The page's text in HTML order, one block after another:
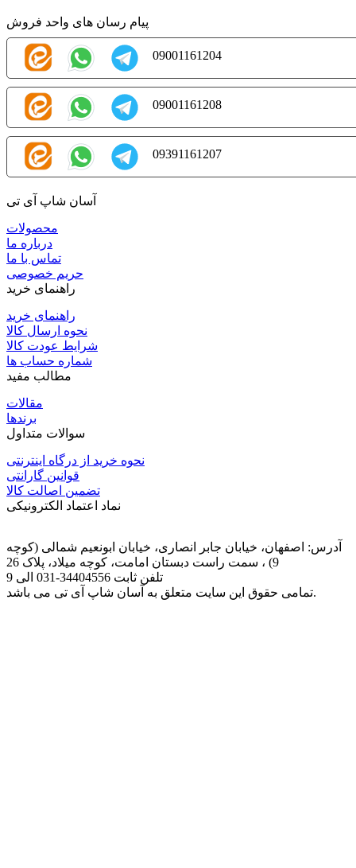
پیام رسان های واحد فروش
09001161204
09001161208
09391161207
آسان شاپ آی تی
محصولات
درباره ما
تماس با ما
حریم خصوصی
راهنمای خرید
راهنمای خرید
نحوه ارسال کالا
شرایط عودت کالا
شماره حساب ها
مطالب مفید
مقالات
برندها
سوالات متداول
نحوه خرید از درگاه اینترنتی
قوانین گارانتی
تضمین اصالت کالا
نماد اعتماد الکترونیکی
آدرس: اصفهان، خیابان جابر انصاری، خیابان ابونعیم شمالی (کوچه
9) ، سمت راست دبستان امامت، کوچه میلاد، پلاک 26
تلفن ثابت 031-34404556 الی 9
تمامی حقوق این سایت متعلق به آسان شاپ آی تی می باشد.